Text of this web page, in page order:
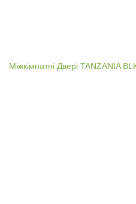
Міжкімнатні Двері TANZANIA